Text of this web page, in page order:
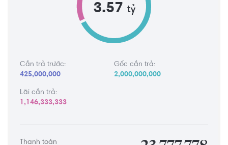
3.57 tỷ
Cần trả trước:
425,000,000
Gốc cần trả:
2,000,000,000
Lãi cần trả:
1,146,333,333
Thanh toán